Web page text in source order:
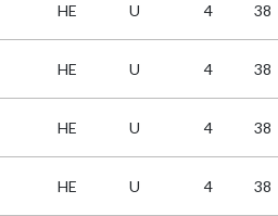
HE U 4 38
HE U 4 38
HE U 4 38
HE U 4 38